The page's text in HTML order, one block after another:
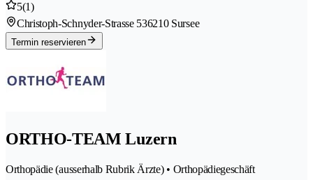
5(1)
Christoph-Schnyder-Strasse 536210 Sursee
Termin reservieren
ORTHO-TEAM Luzern
Orthopädie (ausserhalb Rubrik Ärzte) • Orthopädiegeschäft